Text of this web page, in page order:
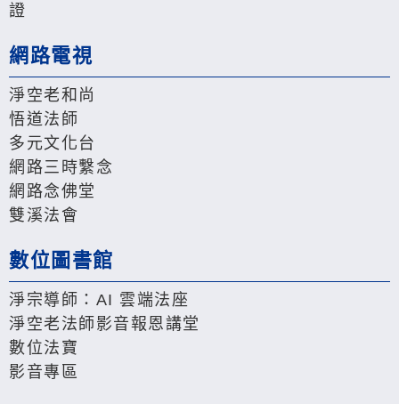
證
網路電視
淨空老和尚
悟道法師
多元文化台
網路三時繫念
網路念佛堂
雙溪法會
數位圖書館
淨宗導師：AI 雲端法座
淨空老法師影音報恩講堂
數位法寶
影音專區